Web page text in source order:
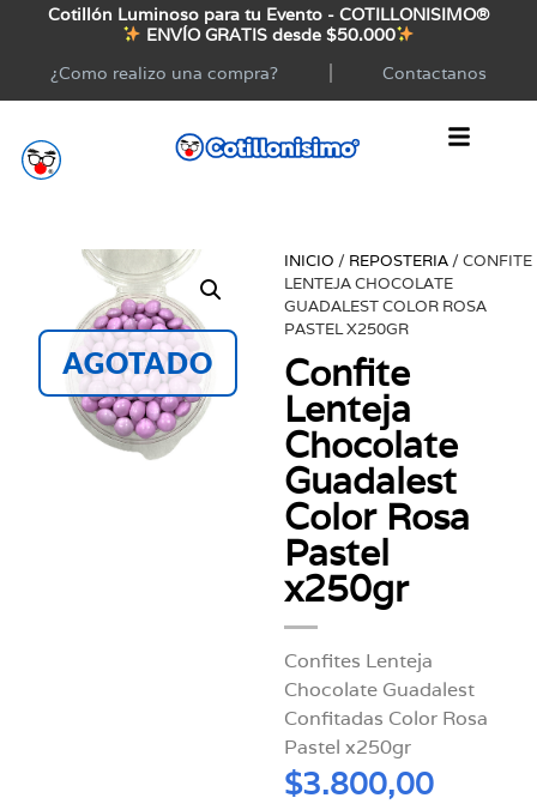
Cotillón Luminoso para tu Evento - COTILLONISIMO®
ENVÍO GRATIS desde $50.000
¿Como realizo una compra?
Contactanos
AGOTADO
INICIO / REPOSTERIA / CONFITE
LENTEJA CHOCOLATE
GUADALEST COLOR ROSA
PASTEL X250GR
Confite
Lenteja
Chocolate
Guadalest
Color Rosa
Pastel
x250gr
Confites Lenteja
Chocolate Guadalest
Confitadas Color Rosa
Pastel x250gr
$3.800,00